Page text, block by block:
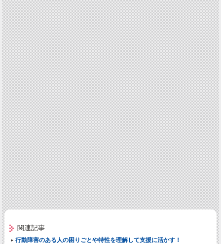
関連記事
行動障害のある人の困りごとや特性を理解して支援に活かす！